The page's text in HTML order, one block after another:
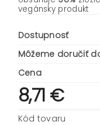
vegánsky produkt
Dostupnosť
Môžeme doručiť
Cena
8,71 €
Kód tovaru